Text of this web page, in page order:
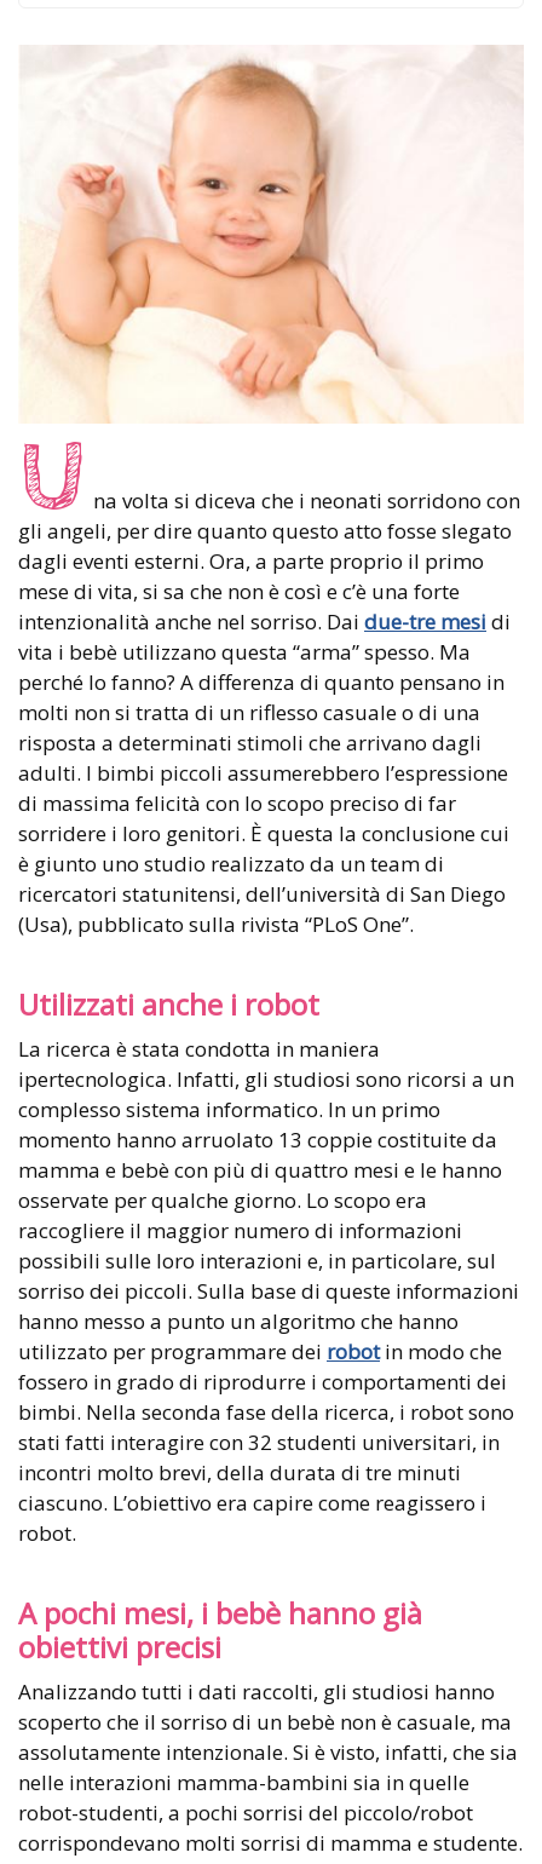
U na volta si diceva che i neonati sorridono con
gli angeli, per dire quanto questo atto fosse slegato
dagli eventi esterni. Ora, a parte proprio il primo
mese di vita, si sa che non è così e c’è una forte
intenzionalità anche nel sorriso. Dai due-tre mesi di
vita i bebè utilizzano questa “arma” spesso. Ma
perché lo fanno? A differenza di quanto pensano in
molti non si tratta di un riflesso casuale o di una
risposta a determinati stimoli che arrivano dagli
adulti. I bimbi piccoli assumerebbero l’espressione
di massima felicità con lo scopo preciso di far
sorridere i loro genitori. È questa la conclusione cui
è giunto uno studio realizzato da un team di
ricercatori statunitensi, dell’università di San Diego
(Usa), pubblicato sulla rivista “PLoS One”.
Utilizzati anche i robot
La ricerca è stata condotta in maniera
ipertecnologica. Infatti, gli studiosi sono ricorsi a un
complesso sistema informatico. In un primo
momento hanno arruolato 13 coppie costituite da
mamma e bebè con più di quattro mesi e le hanno
osservate per qualche giorno. Lo scopo era
raccogliere il maggior numero di informazioni
possibili sulle loro interazioni e, in particolare, sul
sorriso dei piccoli. Sulla base di queste informazioni
hanno messo a punto un algoritmo che hanno
utilizzato per programmare dei robotin modo che
fossero in grado di riprodurre i comportamenti dei
bimbi. Nella seconda fase della ricerca, i robot sono
stati fatti interagire con 32 studenti universitari, in
incontri molto brevi, della durata di tre minuti
ciascuno. L’obiettivo era capire come reagissero i
robot.
A pochi mesi, i bebè hanno già
obiettivi precisi
Analizzando tutti i dati raccolti, gli studiosi hanno
scoperto che il sorriso di un bebè non è casuale, ma
assolutamente intenzionale. Si è visto, infatti, che sia
nelle interazioni mamma-bambini sia in quelle
robot-studenti, a pochi sorrisi del piccolo/robot
corrispondevano molti sorrisi di mamma e studente.